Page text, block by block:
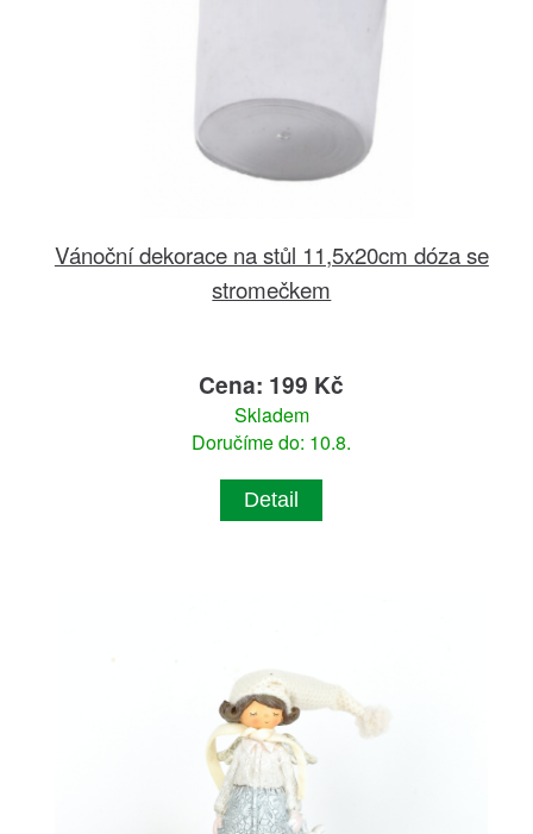
Vánoční dekorace na stůl 11,5x20cm dóza se
stromečkem
Cena: 199 Kč
Skladem
Doručíme do: 10.8.
Detail